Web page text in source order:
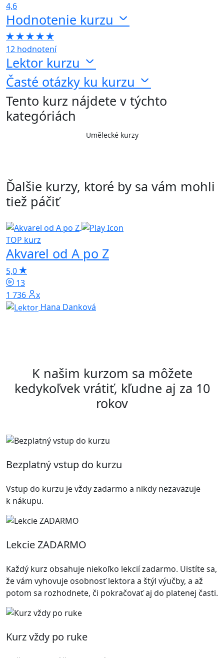
4,6
Hodnotenie kurzu
12 hodnotení
Lektor kurzu
Časté otázky ku kurzu
Tento kurz nájdete v týchto
kategóriách
Umělecké kurzy
Ďalšie kurzy, ktoré by sa vám mohli
tiež páčiť
TOP kurz
Akvarel od A po Z
5,0
13
1 736x
Hana Danková
K našim kurzom sa môžete
kedykoľvek vrátiť, kľudne aj za 10
rokov
Bezplatný vstup do kurzu
Vstup do kurzu je vždy zadarmo a nikdy nezaväzuje
k nákupu.
Lekcie ZADARMO
Každý kurz obsahuje niekoľko lekcií zadarmo. Uistíte sa,
že vám vyhovuje osobnosť lektora a štýl výučby, a až
potom sa rozhodnete, či pokračovať aj do platenej časti.
Kurz vždy po ruke